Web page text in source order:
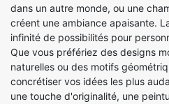
dans un autre monde, ou une
créent une ambiance apaisante.
infinité de possibilités pour
Que vous préfériez des designs
naturelles ou des motifs
concrétiser vos idées les plus
une touche d'originalité, une